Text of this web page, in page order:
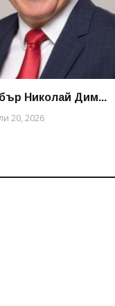
Николай Дим...
20, 2026